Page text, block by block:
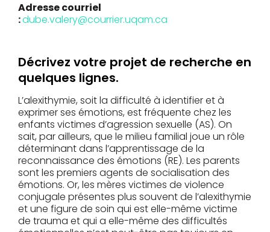
Adresse courriel
:dube.valery@courrier.uqam.ca
Décrivez votre projet de recherche en
quelques lignes.
L’alexithymie, soit la difficulté à identifier et à
exprimer ses émotions, est fréquente chez les
enfants victimes d’agression sexuelle (AS). On
sait, par ailleurs, que le milieu familial joue un rôle
déterminant dans l’apprentissage de la
reconnaissance des émotions (RE). Les parents
sont les premiers agents de socialisation des
émotions. Or, les mères victimes de violence
conjugale présentes plus souvent de l’alexithymie
et une figure de soin qui est elle-même victime
de trauma et qui a elle-même des difficultés